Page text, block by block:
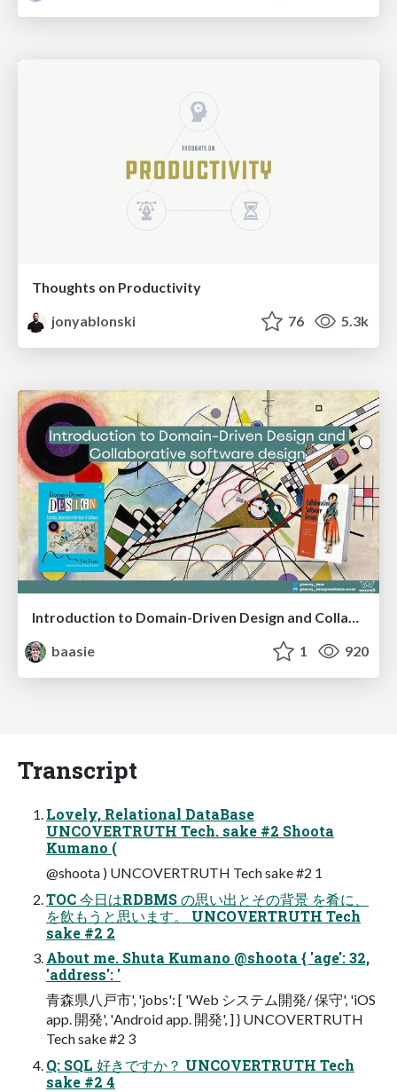
Thoughts on Productivity
jonyablonski
76 5.3k
Introduction to Domain-Driven Design and Collaborative software design
baasie
1 920
Transcript
Lovely, Relational DataBase
UNCOVERTRUTH Tech. sake #2 Shoota
Kumano (
@shoota ) UNCOVERTRUTH Tech sake #2 1
TOC 今日はRDBMS の思い出とその背景 を肴に、
を飲もうと思います。 UNCOVERTRUTH Tech
sake #2 2
About me. Shuta Kumano @shoota { 'age': 32,
'address': '
青森県八戸市', 'jobs': [ 'Web システム開発/ 保守', 'iOS
app. 開発', 'Android app. 開発', ] } UNCOVERTRUTH
Tech sake #2 3
Q: SQL 好きですか？ UNCOVERTRUTH Tech
sake #2 4